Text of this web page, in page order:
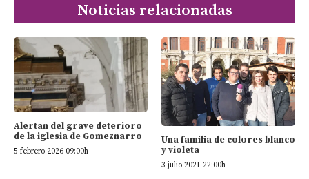
Noticias relacionadas
Alertan del grave deterioro
de la iglesia de Gomeznarro
5 febrero 2026 09:00h
Una familia de colores blanco
y violeta
3 julio 2021 22:00h